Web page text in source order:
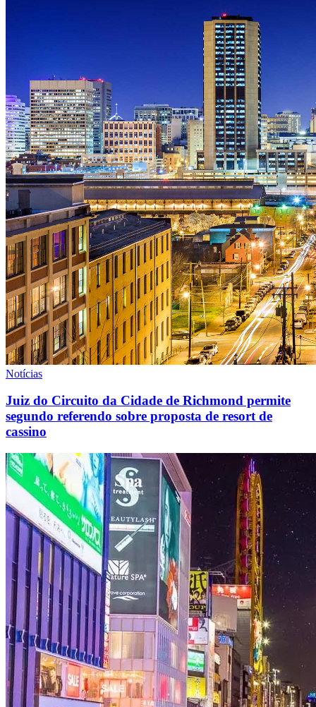
Notícias
Juiz do Circuito da Cidade de Richmond permite
segundo referendo sobre proposta de resort de
cassino